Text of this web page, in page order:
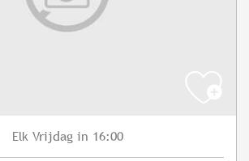
Elk Vrijdag in 16:00